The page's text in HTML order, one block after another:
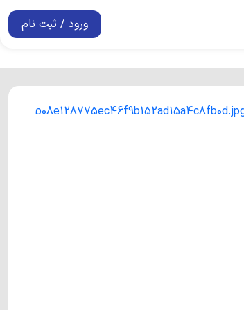
ورود / ثبت نام